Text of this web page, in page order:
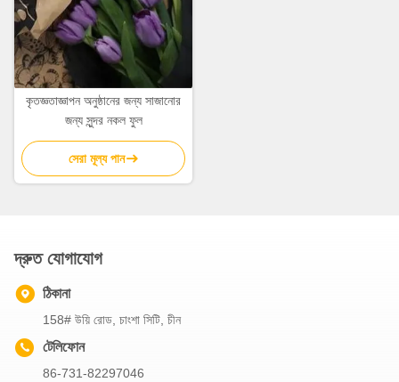
কৃতজ্ঞতাজ্ঞাপন অনুষ্ঠানের জন্য সাজানোর
জন্য সুন্দর নকল ফুল
সেরা মূল্য পান
দ্রুত যোগাযোগ
ঠিকানা
158# উয়ি রোড, চাংশা সিটি, চীন
টেলিফোন
86-731-82297046